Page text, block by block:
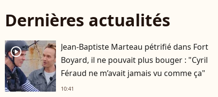
Dernières actualités
player2
Jean-Baptiste Marteau pétrifié dans Fort
Boyard, il ne pouvait plus bouger : "Cyril
Féraud ne m’avait jamais vu comme ça"
10:41